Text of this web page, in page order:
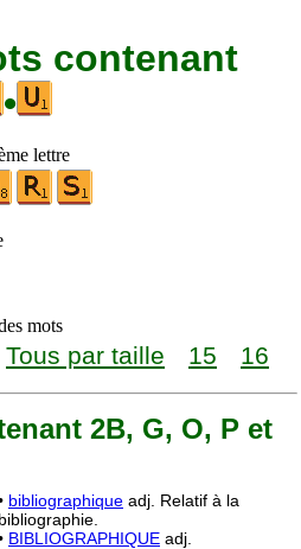
contenant
•
lettre
mots
Tous par taille 15 16
2B, G, O, P et
bibliographique adj. Relatif à la
bibliographie.
BIBLIOGRAPHIQUE adj.